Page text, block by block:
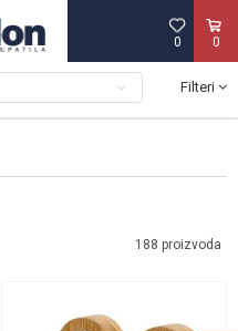
0
0
Filteri
188 proizvoda